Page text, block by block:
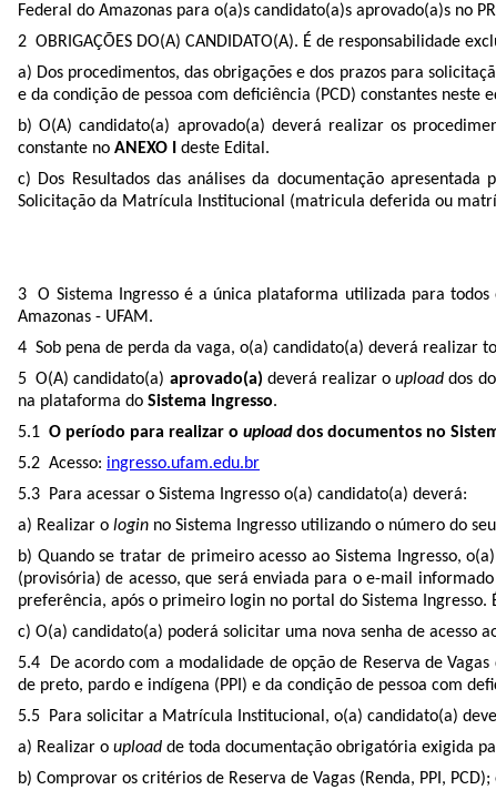
Federal do Amazonas para o(a)s candidato(a)s aprovado(a)s no
2 OBRIGAÇÕES DO(A) CANDIDATO(A). É de responsabilidade
a) Dos procedimentos, das obrigações e dos prazos para
e da condição de pessoa com deficiência (PCD) constantes neste
b) O(A) candidato(a) aprovado(a) deverá realizar os
constante no ANEXO I
deste Edital.
c) Dos Resultados das análises da documentação
Solicitação da Matrícula Institucional (matricula deferida ou
3 O Sistema Ingresso é a única plataforma utilizada para
Amazonas - UFAM.
4 Sob pena de perda da vaga, o(a) candidato(a) deverá realizar
5 O(A) candidato(a) aprovado(a) deverá realizar ouploaddos
na plataforma do Sistema Ingresso.
5.1 O período para realizar o uploaddos documentos no
5.2 Acesso: ingresso.ufam.edu.br
5.3 Para acessar o Sistema Ingresso o(a) candidato(a) deverá:
a) Realizar o login no Sistema Ingresso utilizando o número do seu
b) Quando se tratar de primeiro acesso ao Sistema Ingresso,
(provisória) de acesso, que será enviada para o e-mail
preferência, após o primeiro login no portal do Sistema
c) O(a) candidato(a) poderá solicitar uma nova senha de acesso
5.4 De acordo com a modalidade de opção de Reserva de
de preto, pardo e indígena (PPI) e da condição de pessoa com
5.5 Para solicitar a Matrícula Institucional, o(a) candidato(a)
a) Realizar o upload de toda documentação obrigatória exigida
b) Comprovar os critérios de Reserva de Vagas (Renda, PPI, PCD);